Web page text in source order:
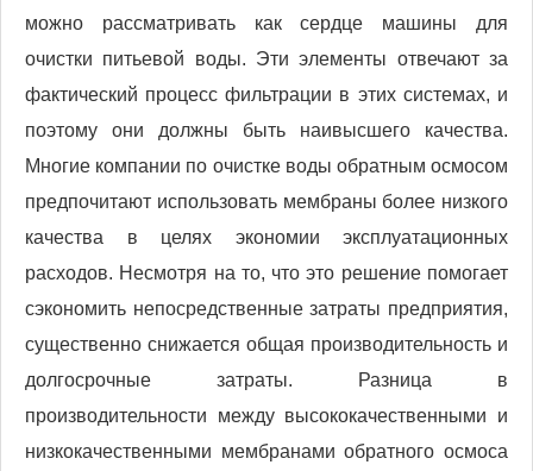
можно рассматривать как сердце машины для
очистки питьевой воды. Эти элементы отвечают за
фактический процесс фильтрации в этих системах, и
поэтому они должны быть наивысшего качества.
Многие компании по очистке воды обратным осмосом
предпочитают использовать мембраны более низкого
качества в целях экономии эксплуатационных
расходов. Несмотря на то, что это решение помогает
сэкономить непосредственные затраты предприятия,
существенно снижается общая производительность и
долгосрочные затраты. Разница в
производительности между высококачественными и
низкокачественными мембранами обратного осмоса